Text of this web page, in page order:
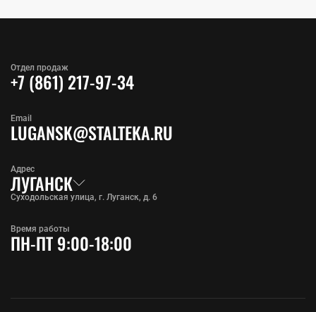
Отдел продаж
+7 (861) 217-97-34
Адрес
ЛУГАНСК
Суходольская улица, г. Луганск, д. 6
Email
LUGANSK@STALTEKA.RU
Время работы
ПН-ПТ 9:00-18:00